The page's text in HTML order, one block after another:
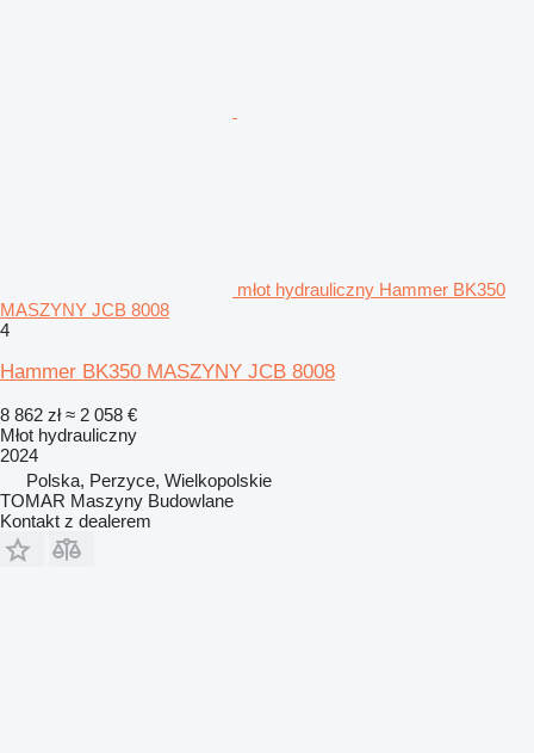
młot hydrauliczny Hammer BK350
MASZYNY JCB 8008
4
Hammer BK350 MASZYNY JCB 8008
8 862 zł ≈ 2 058 €
Młot hydrauliczny
2024
Polska, Perzyce, Wielkopolskie
TOMAR Maszyny Budowlane
Kontakt z dealerem